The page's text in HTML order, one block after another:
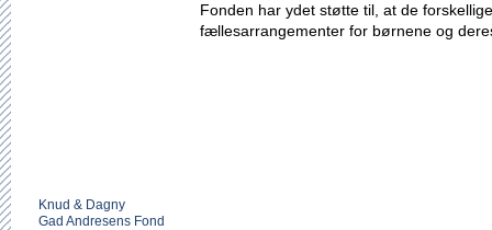
Fonden har ydet støtte til, at de
fællesarrangementer for børnene og
Knud & Dagny
Gad Andresens Fond